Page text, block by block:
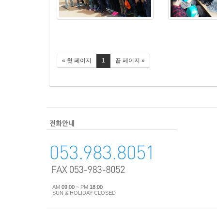
« 첫 페이지 1 끝 페이지 »
AM 09:00 ~ PM 18:00
SUN & HOLIDAY CLOSED